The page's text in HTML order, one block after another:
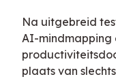
Na uitgebreid
AI-mindmapping
plaats van